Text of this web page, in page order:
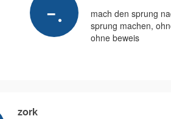
mach den sprung
sprung machen,
ohne beweis
zork